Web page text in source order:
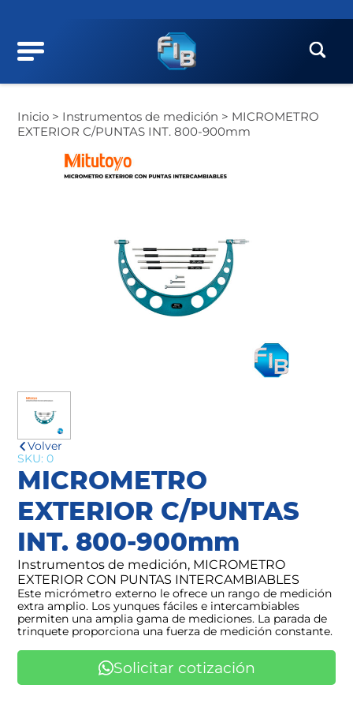
Inicio > Instrumentos de medición > MICROMETRO
EXTERIOR C/PUNTAS INT. 800-900mm
Volver
SKU: 0
MICROMETRO
EXTERIOR C/PUNTAS
INT. 800-900mm
Instrumentos de medición, MICROMETRO
EXTERIOR CON PUNTAS INTERCAMBIABLES
Este micrómetro externo le ofrece un rango de medición
extra amplio. Los yunques fáciles e intercambiables
permiten una amplia gama de mediciones. La parada de
trinquete proporciona una fuerza de medición constante.
Solicitar cotización